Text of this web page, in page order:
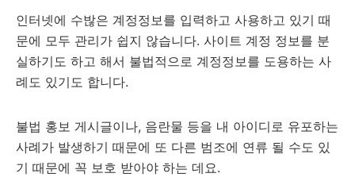
인터넷에 수밚은 계정정보를 입력하고 사용하고 있기 때
문에 모두 관리가 쉽지 않습니다. 사이트 계정 정보를 분
실하기도 하고 해서 불법적으로 계정정보를 도용하는 사
례도 있기도 합니다.
불법 홍보 게시글이나, 음란물 등을 내 아이디로 유포하는
사례가 발생하기 때문에 또 다른 범조에 연류 될 수도 있
기 때문에 꼭 보호 받아야 하는 데요.